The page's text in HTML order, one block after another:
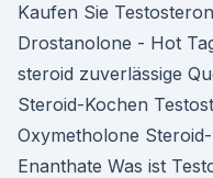
Kaufen Sie
Drostanolone - Hot
steroid zuverlässige
Steroid-Kochen
Oxymetholone
Enanthate Was ist